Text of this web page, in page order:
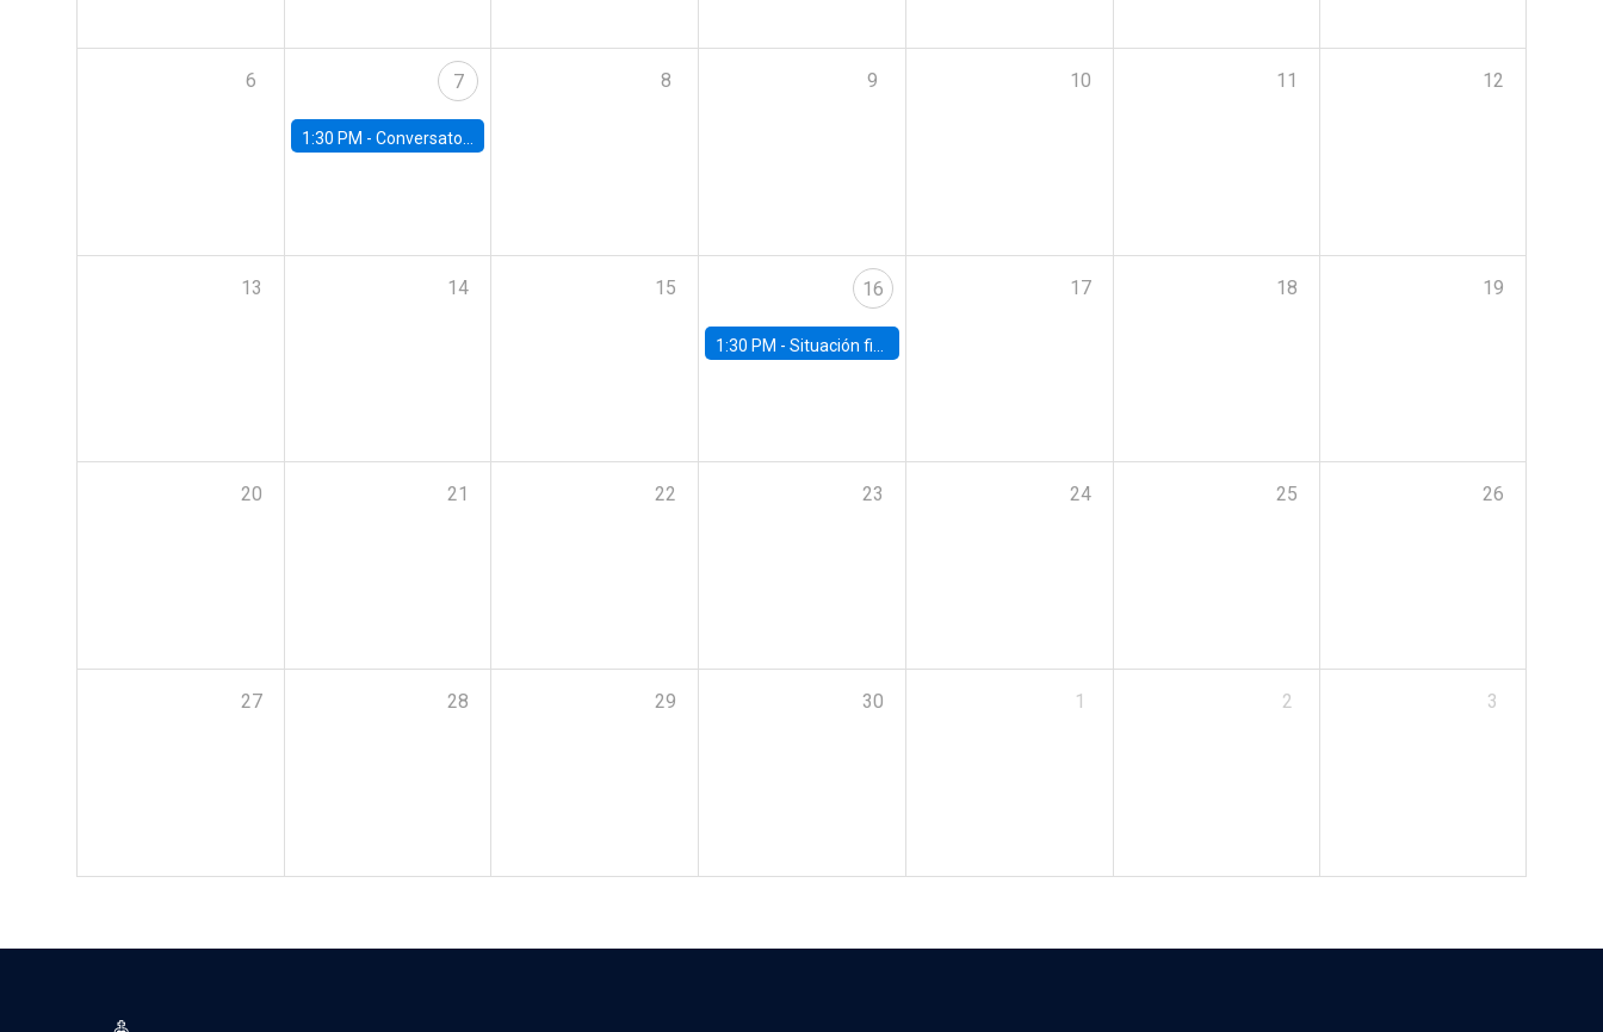
6 7
1:30 PM - Conversatorio | Pobreza: La mirada de León XIV
8 9 10 11 12
13 14 15 16
1:30 PM -Situación fiscal: cierre 2025 y perspectivas de mediano plazo 2026–2030
17 18 19
20 21 22 23 24 25 26
27 28 29 30 1 2 3